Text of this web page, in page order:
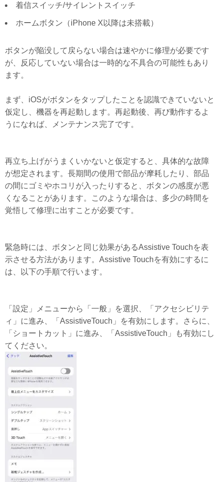
着信スイッチ/サイレントスイッチ
ホームボタン（iPhone X以降は未搭載）
ボタンが陥没して戻らない場合は速やかに修理が必要です
が、反応していない場合は一時的な不具合の可能性もあり
ます。
まず、iOSがボタンをタップしたことを認識できていないと
仮定し、機器を再起動します。再起動後、再び動作するよ
うになれば、メンテナンス完了です。
再立ち上げがうまくいかないと仮定すると、具体的な故障
が想定されます。長期間の使用で部品が摩耗したり、部品
の間にゴミやホコリが入ったりすると、ボタンの感度が悪
くなることがあります。このような場合は、多少の時間を
覚悟して修理に出すことが必要です。
緊急時には、ボタンと同じ効果があるAssistive Touchを表
示させる方法があります。Assistive Touchを有効にするに
は、以下の手順で行います。
「設定」メニューから「一般」を選択、「アクセシビリテ
ィ」に進み、「AssistiveTouch」を有効にします。さらに、
「ショートカット」に進み、「AssistiveTouch」も有効にし
てください。